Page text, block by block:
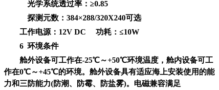
光学系统透过率：≥0.85
探测元数：384×288/320X240可选
工作电源：12V DC 功耗：≤10W
6 环境条件
舱外设备可工作在-25℃～+50℃环境温度，舱内设备可工
作在0℃～+45℃的环境。舱外设备具有适应海上安装使用的能
力和三防能力(防潮、防霉、防盐雾)。电磁兼容满足